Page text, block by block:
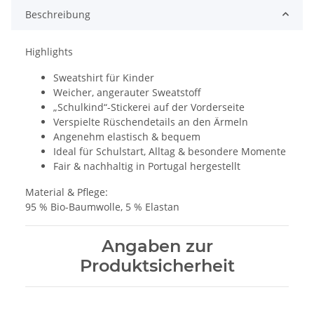
Beschreibung
Highlights
Sweatshirt für Kinder
Weicher, angerauter Sweatstoff
„Schulkind“-Stickerei auf der Vorderseite
Verspielte Rüschendetails an den Ärmeln
Angenehm elastisch & bequem
Ideal für Schulstart, Alltag & besondere Momente
Fair & nachhaltig in Portugal hergestellt
Material & Pflege:
95 % Bio-Baumwolle, 5 % Elastan
Angaben zur
Produktsicherheit